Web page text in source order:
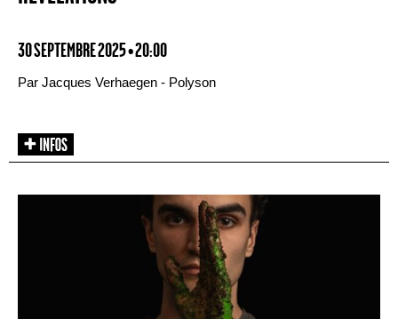
30 SEPTEMBRE 2025 • 20:00
Par Jacques Verhaegen - Polyson